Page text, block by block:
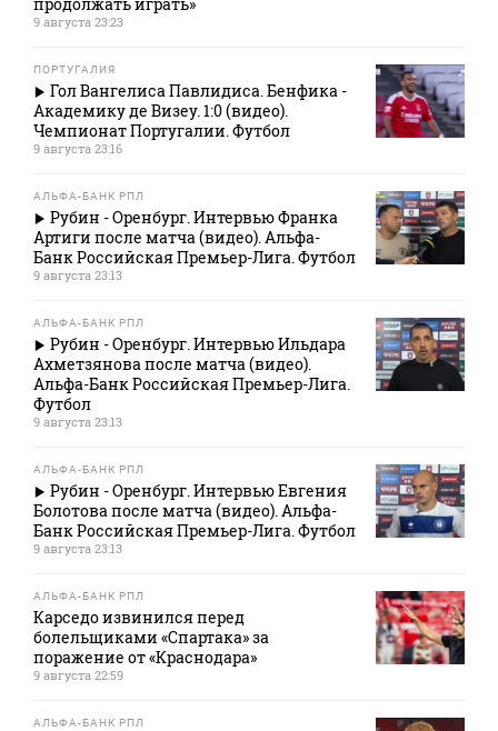
9 августа 23:23
ПОРТУГАЛИЯ
Гол Вангелиса Павлидиса. Бенфика -
Академику де Визеу. 1:0 (видео).
Чемпионат Португалии. Футбол
9 августа 23:16
АЛЬФА-БАНК РПЛ
Рубин - Оренбург. Интервью Франка
Артиги после матча (видео). Альфа-
Банк Российская Премьер-Лига. Футбол
9 августа 23:13
АЛЬФА-БАНК РПЛ
Рубин - Оренбург. Интервью Ильдара
Ахметзянова после матча (видео).
Альфа-Банк Российская Премьер-Лига.
Футбол
9 августа 23:13
АЛЬФА-БАНК РПЛ
Рубин - Оренбург. Интервью Евгения
Болотова после матча (видео). Альфа-
Банк Российская Премьер-Лига. Футбол
9 августа 23:13
АЛЬФА-БАНК РПЛ
Карседо извинился перед
болельщиками «Спартака» за
поражение от «Краснодара»
9 августа 22:59
АЛЬФА-БАНК РПЛ